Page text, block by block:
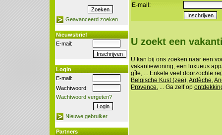
Geavanceerd zoeken
Nieuwsbrief
E-mail:
Login
E-mail:
Wachtwoord:
Wachtwoord vergeten?
Nieuwe gebruiker
Partners
E-mail:
U zoekt een
U kan bij ons zoeken naar een
vakantiewoning, een luxueus
gîte, ... Enkele veel doorzochte
Belgische Kust (zee) Ardèche
Provence , ... Ga zelf op